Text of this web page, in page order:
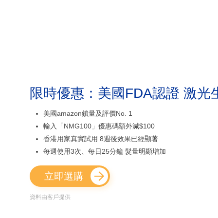
限時優惠：美國FDA認證 激光
美國amazon鎖量及評價No. 1
輸入「NMG100」優惠碼額外減$100
香港用家真實試用 8週後效果已經顯著
每週使用3次、每日25分鐘 髮量明顯增加
立即選購
資料由客戶提供